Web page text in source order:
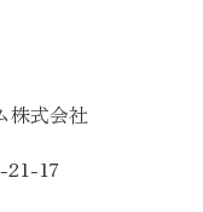
株式会社
21-17